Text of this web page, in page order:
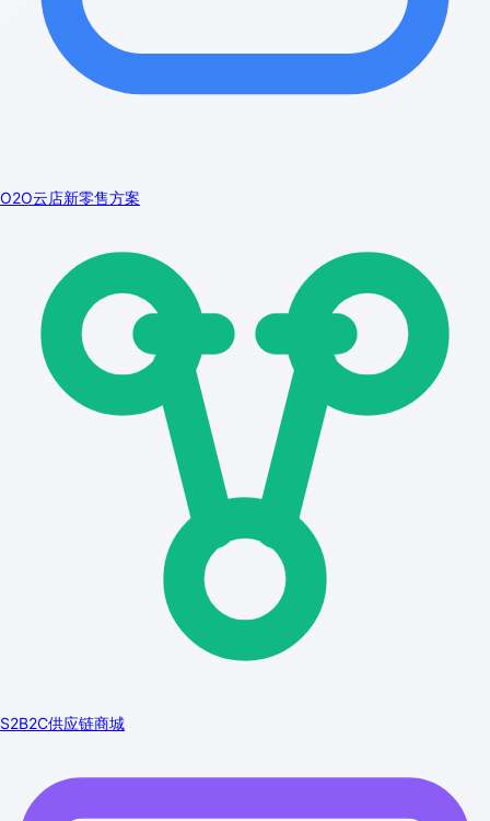
O2O云店新零售方案
S2B2C供应链商城